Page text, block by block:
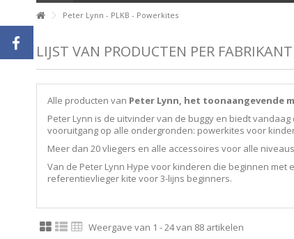
Peter Lynn - PLKB - Powerkites
LIJST VAN PRODUCTEN PER
Alle producten van Peter Lynn, het toonaangevende
Peter Lynn is de uitvinder van de buggy en biedt
vooruitgang op alle ondergronden: powerkites voor
Meer dan 20 vliegers en alle accessoires voor alle
Van de Peter Lynn Hype voor kinderen die beginnen
referentievlieger kite voor 3-lijns beginners.
Weergave van 1 - 24 van 88 artikelen